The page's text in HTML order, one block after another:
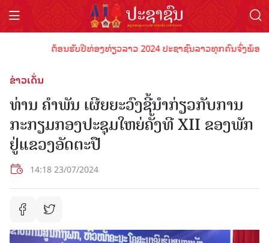
ຕ້ອນຮັບປີທ່ອງທ່ຽວລາວ 2024 ປະຊາຊົນລາວທຸກຄົນຈົ່ງພ້ອມເ
ຂ່າວເດັ່ນ
ທ່ານ ຄຳພັນ ເຜີຍຍະວົງຊີ້ນຳກ່ຽວກັບການ
ກະກຽມກອງປະຊຸມໃຫຍ່ຄັ້ງທີ XII ຂອງພັກ
ຢູ່ແຂວງອັດຕະປື
14:18 23/07/2024